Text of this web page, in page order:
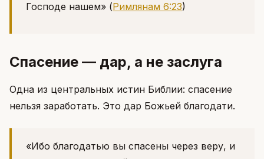
Господе нашем» (Римлянам 6:23)
Спасение — дар, а не заслуга
Одна из центральных истин Библии: спасение
нельзя заработать. Это дар Божьей благодати.
«Ибо благодатью вы спасены через веру, и